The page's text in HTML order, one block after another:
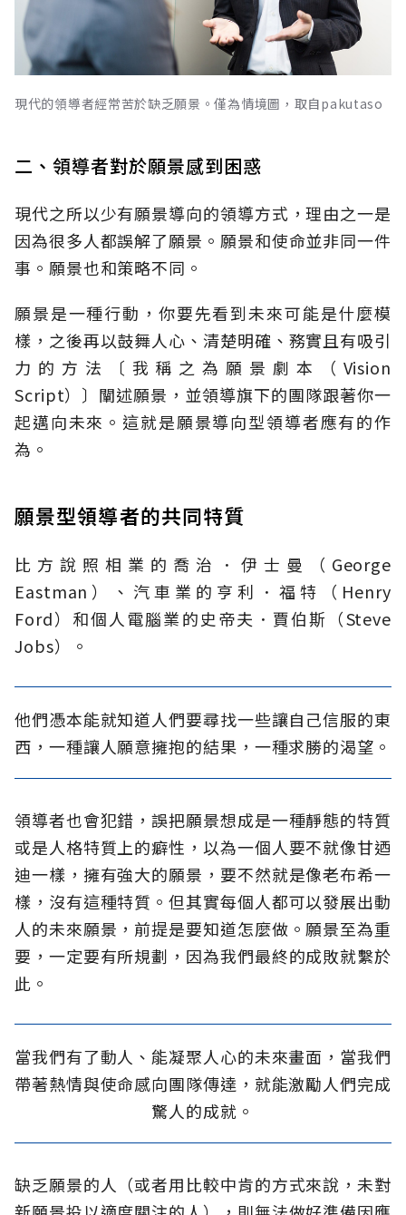
現代的領導者經常苦於缺乏願景。僅為情境圖，取自pakutaso
二、領導者對於願景感到困惑
現代之所以少有願景導向的領導方式，理由之一是
因為很多人都誤解了願景。願景和使命並非同一件
事。願景也和策略不同。
願景是一種行動，你要先看到未來可能是什麼模
樣，之後再以鼓舞人心、清楚明確、務實且有吸引
力的方法〔我稱之為願景劇本（Vision
Script）〕闡述願景，並領導旗下的團隊跟著你一
起邁向未來。這就是願景導向型領導者應有的作
為。
願景型領導者的共同特質
比方說照相業的喬治．伊士曼（George
Eastman）、汽車業的亨利．福特（Henry
Ford）和個人電腦業的史帝夫．賈伯斯（Steve
Jobs）。
他們憑本能就知道人們要尋找一些讓自己信服的東
西，一種讓人願意擁抱的結果，一種求勝的渴望。
領導者也會犯錯，誤把願景想成是一種靜態的特質
或是人格特質上的癖性，以為一個人要不就像甘迺
迪一樣，擁有強大的願景，要不然就是像老布希一
樣，沒有這種特質。但其實每個人都可以發展出動
人的未來願景，前提是要知道怎麼做。願景至為重
要，一定要有所規劃，因為我們最終的成敗就繫於
此。
當我們有了動人、能凝聚人心的未來畫面，當我們
帶著熱情與使命感向團隊傳達，就能激勵人們完成
驚人的成就。
缺乏願景的人（或者用比較中肯的方式來說，未對